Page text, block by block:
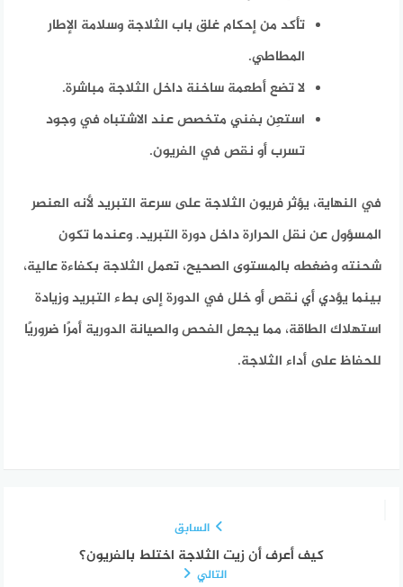
تأكد من إحكام غلق باب الثلاجة وسلامة الإطار
المطاطي.
لا تضع أطعمة ساخنة داخل الثلاجة مباشرة.
استعِن بفني متخصص عند الاشتباه في وجود
تسرب أو نقص في الفريون.
في النهاية، يؤثر فريون الثلاجة على سرعة التبريد لأنه العنصر
المسؤول عن نقل الحرارة داخل دورة التبريد. وعندما تكون
شحنته وضغطه بالمستوى الصحيح، تعمل الثلاجة بكفاءة عالية،
بينما يؤدي أي نقص أو خلل في الدورة إلى بطء التبريد وزيادة
استهلاك الطاقة، مما يجعل الفحص والصيانة الدورية أمرًا ضروريًا
للحفاظ على أداء الثلاجة.
السابق
كيف أعرف أن زيت الثلاجة اختلط بالفريون؟
التالي